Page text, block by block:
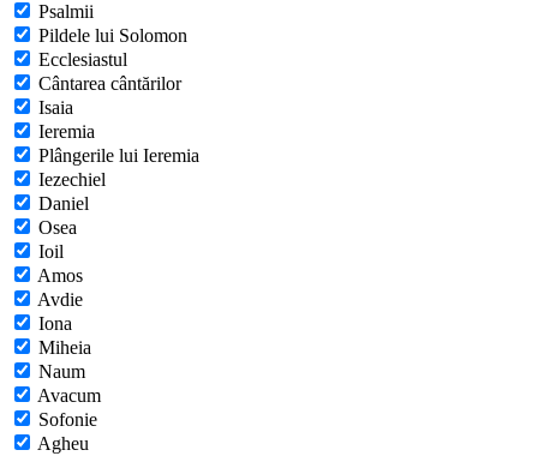
Psalmii
Pildele lui Solomon
Ecclesiastul
Cântarea cântărilor
Isaia
Ieremia
Plângerile lui Ieremia
Iezechiel
Daniel
Osea
Ioil
Amos
Avdie
Iona
Miheia
Naum
Avacum
Sofonie
Agheu